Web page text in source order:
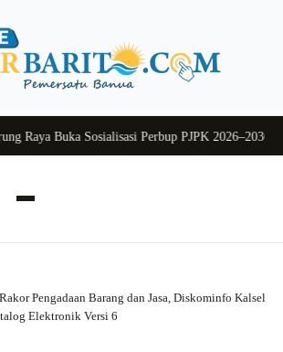
Buka Sosialisasi Perbup PJPK 2026–2030
Rakor Pengadaan Barang dan Jasa, Diskominfo Kalsel
Elektronik Versi 6